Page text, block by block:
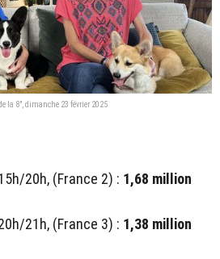
la 8", dimanche 23 février 2025
20h, (France 2) : 1,68 million
21h, (France 3) : 1,38 million